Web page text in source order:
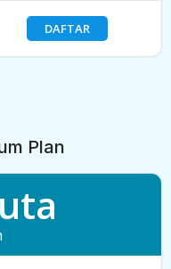
DAFTAR
Plan